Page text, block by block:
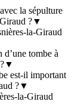
la sépulture
?▼
la-Giraud
d’une tombe à
▼
est-il important
?▼
la-Giraud